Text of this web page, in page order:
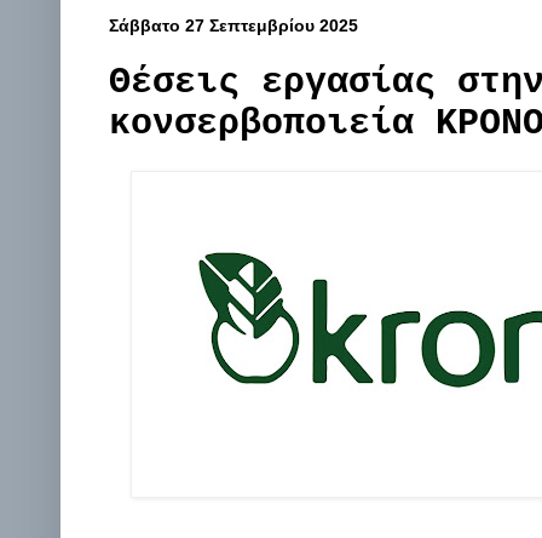
Σάββατο 27 Σεπτεμβρίου 2025
Θέσεις εργασίας
κονσερβοποιεία